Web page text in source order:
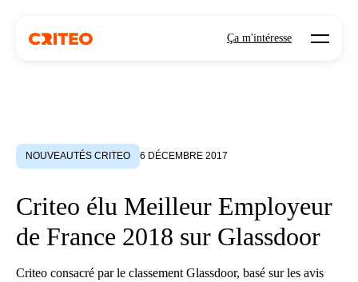
Ça m'intéresse Open
NOUVEAUTÉS CRITEO 6 DÉCEMBRE 2017
Criteo élu Meilleur Employeur
de France 2018 sur Glassdoor
Criteo consacré par le classement Glassdoor, basé sur les avis